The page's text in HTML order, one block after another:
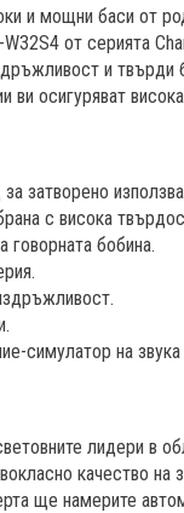
и мощни баси от
от серията
и твърди
ви осигуряват
затворено
с висока
говорната бобина.
симулатор на
лидери в
качество
ще намерите